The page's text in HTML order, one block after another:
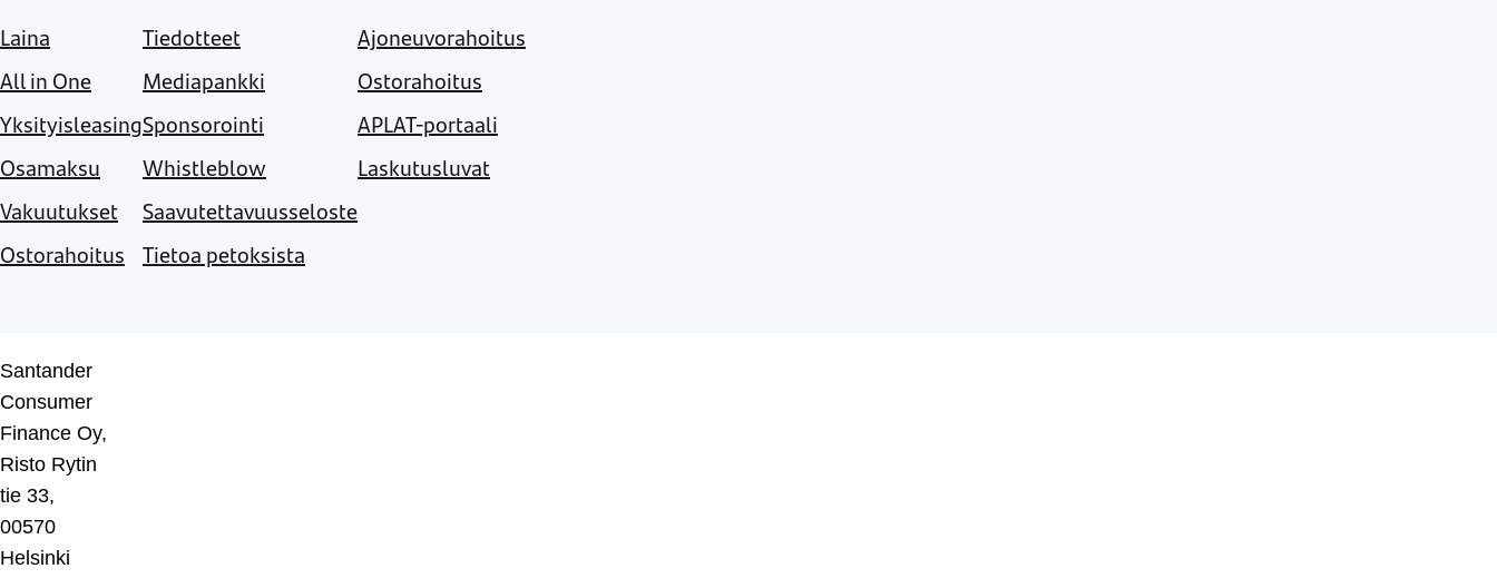
Laina
All in One
Yksityisleasing
Osamaksu
Vakuutukset
Ostorahoitus
Tiedotteet
Mediapankki
Sponsorointi
Whistleblow
Saavutettavuusseloste
Tietoa petoksista
Ajoneuvorahoitus
Ostorahoitus
APLAT-portaali
Laskutusluvat
Santander
Consumer
Finance Oy,
Risto Rytin
tie 33,
00570
Helsinki